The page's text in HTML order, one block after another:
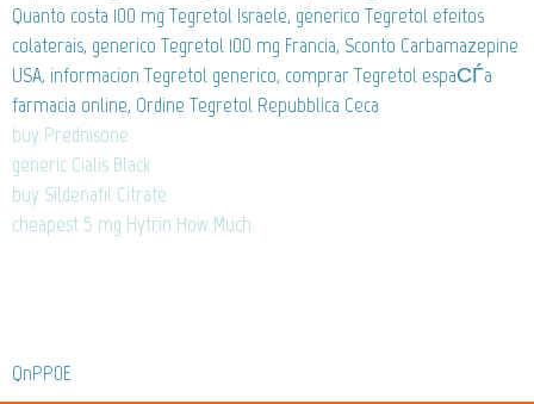
Quanto costa 100 mg Tegretol Israele, generico Tegretol efeitos
colaterais, generico Tegretol 100 mg Francia, Sconto Carbamazepine
USA, informacion Tegretol generico, comprar Tegretol espaСЃa
farmacia online, Ordine Tegretol Repubblica Ceca
buy Prednisone
generic Cialis Black
buy Sildenafil Citrate
cheapest 5 mg Hytrin How Much
QnPP0E